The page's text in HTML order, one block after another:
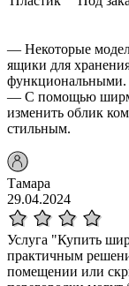
— Некоторые
ящики для
функциональными.
— С помощью
изменить облик
стильным.
Тамара
29.04.2024
Услуга "Купить
практичным
помещении или